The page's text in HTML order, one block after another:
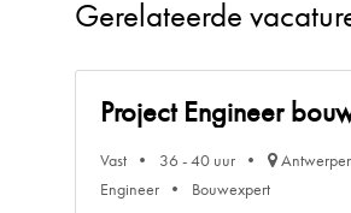
Gerelateerde
Project Engineer
Vast 36 - 40 uur
Engineer
Bouwexpert